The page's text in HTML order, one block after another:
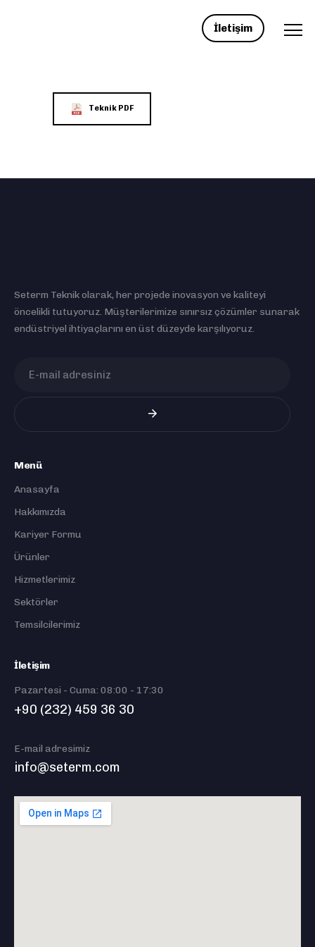
İletişim
Teknik PDF
Seterm Teknik olarak, her projede inovasyon ve kaliteyi
öncelikli tutuyoruz. Müşterilerimize sınırsız çözümler sunarak
endüstriyel ihtiyaçlarını en üst düzeyde karşılıyoruz.
Menü
Anasayfa
Hakkımızda
Kariyer Formu
Ürünler
Hizmetlerimiz
Sektörler
Temsilcilerimiz
İletişim
Pazartesi - Cuma: 08:00 - 17:30
+90 (232) 459 36 30
E-mail adresimiz
info@seterm.com